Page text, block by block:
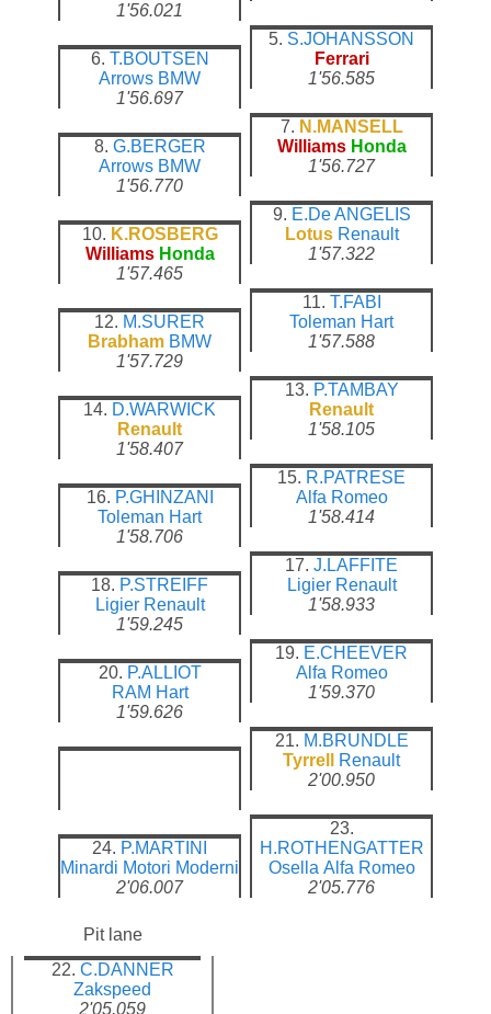
1'56.021
6. T.BOUTSEN
Arrows BMW
1'56.697
5. S.JOHANSSON
Ferrari
1'56.585
8. G.BERGER
Arrows BMW
1'56.770
7. N.MANSELL
Williams Honda
1'56.727
10. K.ROSBERG
Williams Honda
1'57.465
9. E.De ANGELIS
Lotus Renault
1'57.322
12. M.SURER
Brabham BMW
1'57.729
11. T.FABI
Toleman Hart
1'57.588
14. D.WARWICK
Renault
1'58.407
13. P.TAMBAY
Renault
1'58.105
16. P.GHINZANI
Toleman Hart
1'58.706
15. R.PATRESE
Alfa Romeo
1'58.414
18. P.STREIFF
Ligier Renault
1'59.245
17. J.LAFFITE
Ligier Renault
1'58.933
20. P.ALLIOT
RAM Hart
1'59.626
19. E.CHEEVER
Alfa Romeo
1'59.370
21. M.BRUNDLE
Tyrrell
Renault
2'00.950
24. P.MARTINI
Minardi Motori Moderni
2'06.007
23.
H.ROTHENGATTER
Osella Alfa Romeo
2'05.776
Pit lane
22. C.DANNER
Zakspeed
2'05.059